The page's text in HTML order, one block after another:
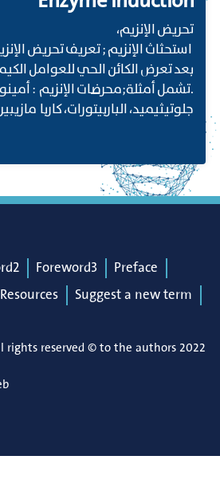
تحريض الإنزيم،
استحثاث الإنزيم ; تعريف تحريض
بعد تعرض الكائن الحي للعوامل
.تشمل أمثلة;محرضات الإنزيم : أمينو
جلوتيثيميد، الباربيتورات، كاربا
Foreword3
Preface
Resources
Suggest a new term
rights reserved © to the authors 2022